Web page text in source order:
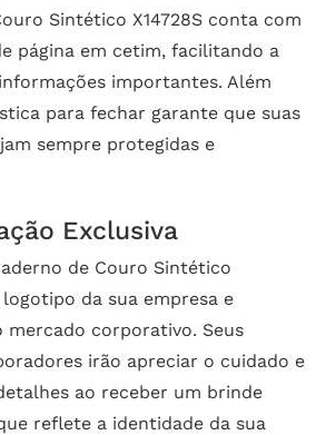
Sintético X14728S conta com
página em cetim, facilitando a
importantes. Além
para fechar garante que suas
sempre protegidas e
Exclusiva
de Couro Sintético
logotipo da sua empresa e
mercado corporativo. Seus
irão apreciar o cuidado e
ao receber um brinde
reflete a identidade da sua